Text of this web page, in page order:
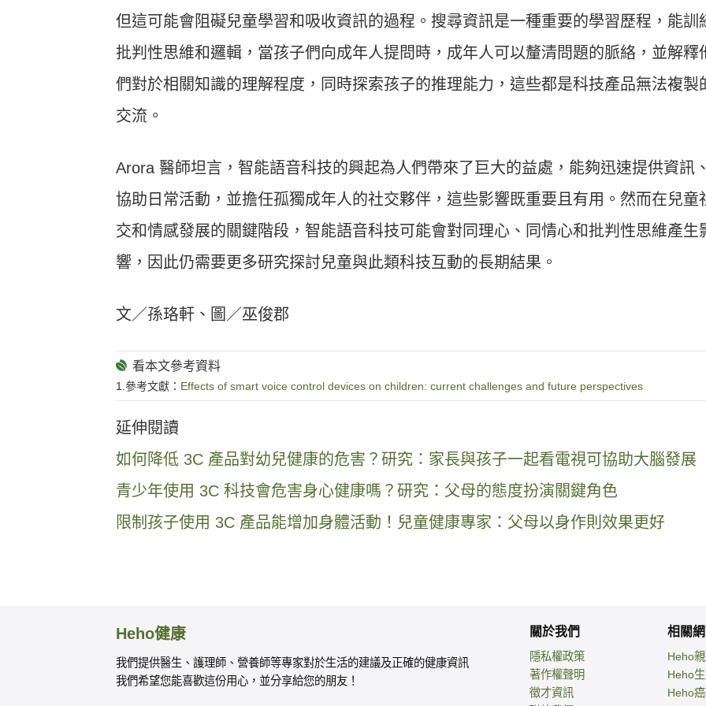
但這可能會阻礙兒童學習和吸收資訊的過程。搜尋資訊是一種重要的學習歷程，能訓
批判性思維和邏輯，當孩子們向成年人提問時，成年人可以釐清問題的脈絡，並解釋
們對於相關知識的理解程度，同時探索孩子的推理能力，這些都是科技產品無法複製
交流。
Arora 醫師坦言，智能語音科技的興起為人們帶來了巨大的益處，能夠迅速提供資訊、
協助日常活動，並擔任孤獨成年人的社交夥伴，這些影響既重要且有用。然而在兒童
交和情感發展的關鍵階段，智能語音科技可能會對同理心、同情心和批判性思維產生
響，因此仍需要更多研究探討兒童與此類科技互動的長期結果。
文／孫珞軒、圖／巫俊郡
1.參考文獻： Effects of smart voice control devices on children: current challenges and future perspectives
延伸閱讀
如何降低 3C 產品對幼兒健康的危害？研究：家長與孩子一起看電視可協助大腦發展
青少年使用 3C 科技會危害身心健康嗎？研究：父母的態度扮演關鍵角色
限制孩子使用 3C 產品能增加身體活動！兒童健康專家：父母以身作則效果更好
Heho健康
我們提供醫生、護理師、營養師等專家對於生活的建議及正確的健康資訊
我們希望您能喜歡這份用心，並分享給您的朋友！
關於我們
隱私權政策
著作權聲明
徵才資訊
相關
Heho
Heho
Heho